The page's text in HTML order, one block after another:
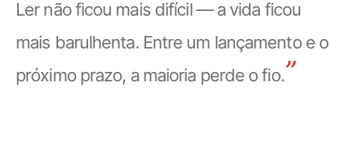
segue os seus próprios critérios: livros do
catálogo, vídeos públicos do YouTube com
transcrição utilizável, artigos públicos